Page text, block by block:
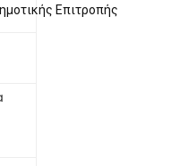
Επιτροπής